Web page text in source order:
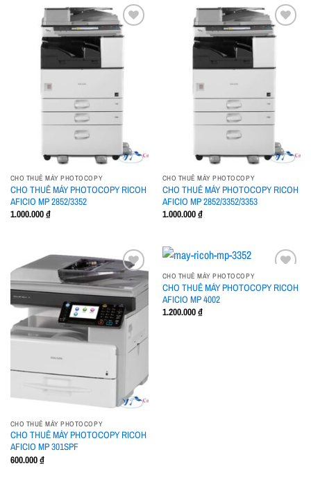
wishlist
CHO THUÊ MÁY PHOTOCOPY
CHO THUÊ MÁY PHOTOCOPY RICOH
AFICIO MP 2852/3352
1.000.000₫
wishlist
CHO THUÊ MÁY PHOTOCOPY
CHO THUÊ MÁY PHOTOCOPY RICOH
AFICIO MP 2852/3352/3353
1.000.000₫
Add to
wishlist
CHO THUÊ MÁY PHOTOCOPY
CHO THUÊ MÁY PHOTOCOPY RICOH
AFICIO MP 301SPF
600.000₫
CHO THUÊ MÁY PHOTOCOPY
CHO THUÊ MÁY PHOTOCOPY RICOH
AFICIO MP 4002
1.200.000₫